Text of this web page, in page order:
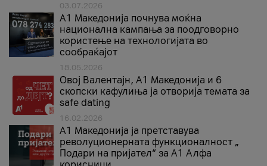
03.07.2026
A1 Македонија почнува моќна
национална кампања за поодговорно
користење на технологијата во
сообраќајот
18.05.2026
Овој Валентајн, A1 Македонија и 6
скопски кафулиња ја отворија темата за
safe dating
16.02.2026
А1 Македонија ја претставува
револуционерната функционалност „
Подари на пријател“ за А1 Алфа